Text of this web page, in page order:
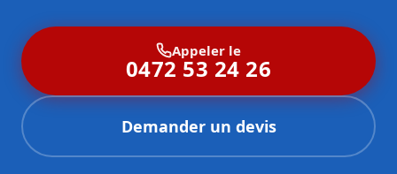
Appeler le
0472 53 24 26
Demander un devis